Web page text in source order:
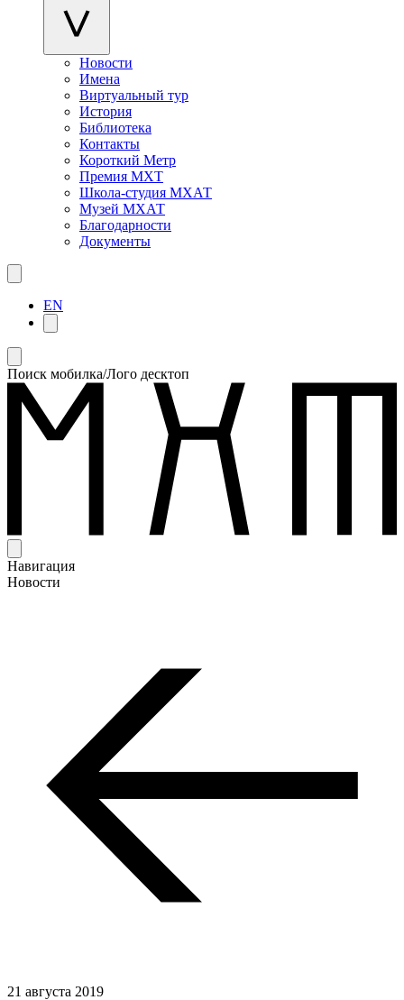
Новости
Имена
Виртуальный тур
История
Библиотека
Контакты
Короткий Метр
Премия МХТ
Школа-студия МХАТ
Музей МХАТ
Благодарности
Документы
EN
Поиск мобилка/Лого десктоп
Навигация
Новости
21 августа 2019